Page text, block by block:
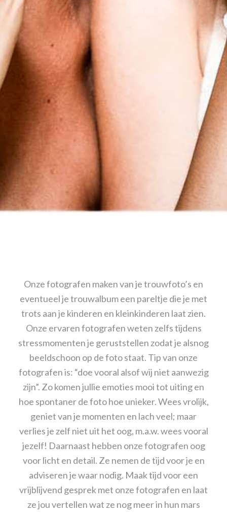
Onze fotografen maken van je trouwfoto’s en
eventueel je trouwalbum een pareltje die je met
trots aan je kinderen en kleinkinderen laat zien.
Onze ervaren fotografen weten zelfs tijdens
stressmomenten je geruststellen zodat je alsnog
beeldschoon op de foto staat. Tip van onze
fotografen is: “doe vooral alsof wij niet aanwezig
zijn”. Zo komen jullie emoties mooi tot uiting en
hoe spontaner de foto hoe unieker. Wees vrolijk,
geniet van je momenten en lach veel; maar
verlies je zelf niet uit het oog, m.a.w. wees vooral
jezelf! Daarnaast hebben onze fotografen oog
voor licht en detail. Ze nemen de tijd voor je en
adviseren je waar nodig. Maak tijd voor een
vrijblijvend gesprek met onze fotografen en laat
ze jou vertellen wat ze nog meer in hun mars